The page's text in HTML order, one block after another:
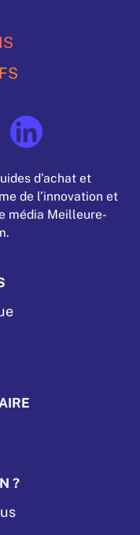
d’achat et
de l’innovation et
média Meilleure-
?